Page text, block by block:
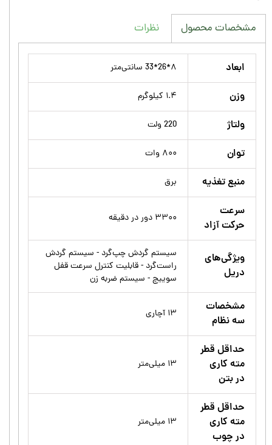
مشخصات محصول نظرات
ابعاد ۸*26*33 سانتی‌متر
وزن ۱.۴ کیلوگرم
ولتاژ 220 ولت
توان ۸۰۰ وات
منبع تغذیه برق
سرعت
حرکت آزاد
۳۳۰۰ دور در دقیقه
ویژگی‌های
دریل
سیستم گردش چپ‌گرد - سیستم گردش
راست‌گرد - قابلیت کنترل سرعت قفل
سوییچ - سیستم ضربه زن
مشخصات
سه نظام
۱۳ آچاری
حداقل قطر
مته کاری
در بتن
۱۳ میلی‌متر
حداقل قطر
مته کاری
در چوب
۱۳ میلی‌متر